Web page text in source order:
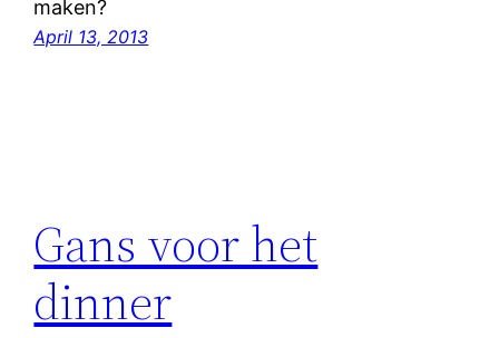
maken?
April 13, 2013
Gans voor het
dinner